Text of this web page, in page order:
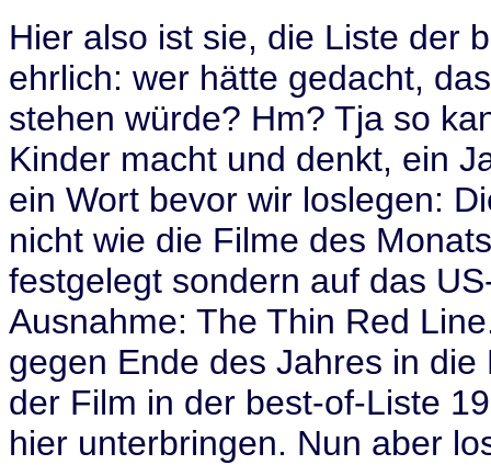
Hier also ist sie, die Liste der
ehrlich: wer hätte gedacht,
stehen würde? Hm? Tja so
Kinder macht und denkt, ein
ein Wort bevor wir loslegen:
nicht wie die Filme des
festgelegt sondern auf das
Ausnahme: The Thin Red
gegen Ende des Jahres in
der Film in der best-of-Liste
hier unterbringen. Nun aber